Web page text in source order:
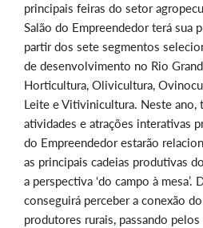
principais feiras do setor
Salão do Empreendedor terá sua
partir dos sete segmentos
de desenvolvimento no Rio
Horticultura, Olivicultura,
Leite e Vitivinicultura. Neste ano,
atividades e atrações interativas
do Empreendedor estarão
as principais cadeias produtivas
a perspectiva ‘do campo à mesa’.
conseguirá perceber a conexão
produtores rurais, passando